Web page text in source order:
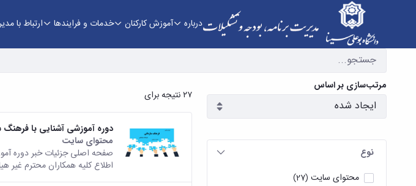
درباره آموزش کارکنان خدمات و فرایندها ارتباط با
آرشیو اخبار - مدیریت برنامه، بودجه و تشکیلات
مرتب‌سازی بر اساس
نوع
محتوای سایت (27)
۲۷ نتیجه برای
دوره آموزشی آشنایی با فرهنگ
محتوای سایت
اطلاع کلیه همکاران محترم